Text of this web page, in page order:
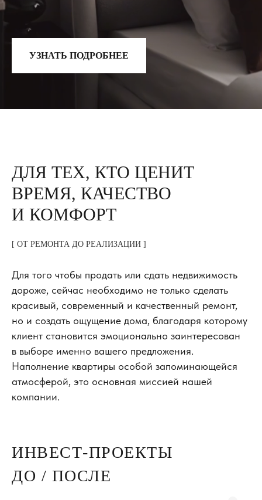
УЗНАТЬ ПОДРОБНЕЕ
ДЛЯ ТЕХ, КТО ЦЕНИТ
ВРЕМЯ, КАЧЕСТВО
И КОМФОРТ
[ ОТ РЕМОНТА ДО РЕАЛИЗАЦИИ ]
Для того чтобы продать или сдать недвижимость
дороже, сейчас необходимо не только сделать
красивый, современный и качественный ремонт,
но и создать ощущение дома, благодаря которому
клиент становится эмоционально заинтересован
в выборе именно вашего предложения.
Наполнение квартиры особой запоминающейся
атмосферой, это основная миссией нашей
компании.
ИНВЕСТ-ПРОЕКТЫ
ДО / ПОСЛЕ